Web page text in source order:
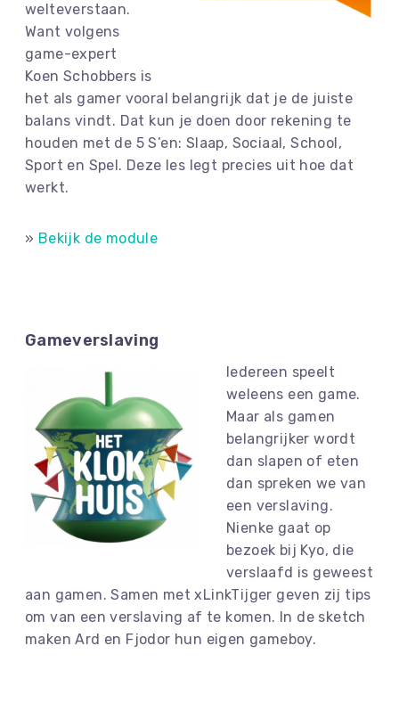
welteverstaan.
Want volgens
game-expert
Koen Schobbers is
het als gamer vooral belangrijk dat je de juiste
balans vindt. Dat kun je doen door rekening te
houden met de 5 S’en: Slaap, Sociaal, School,
Sport en Spel. Deze les legt precies uit hoe dat
werkt.
» Bekijk de module
Gameverslaving
Iedereen speelt
weleens een game.
Maar als gamen
belangrijker wordt
dan slapen of eten
dan spreken we van
een verslaving.
Nienke gaat op
bezoek bij Kyo, die
verslaafd is geweest
aan gamen. Samen met xLinkTijger geven zij tips
om van een verslaving af te komen. In de sketch
maken Ard en Fjodor hun eigen gameboy.